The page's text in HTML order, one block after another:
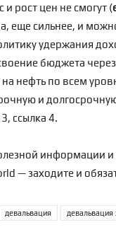
рост цен не смогут (
еще сильнее, и
удержания
бюджета
нефть по всем
и
, ссылка 4.
информации
— заходите и
девальвация девальвация